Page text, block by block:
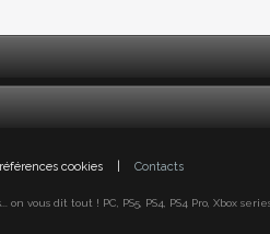
cookies Contacts
dit tout ! PC, PS5, PS4, PS4 Pro, Xbox series